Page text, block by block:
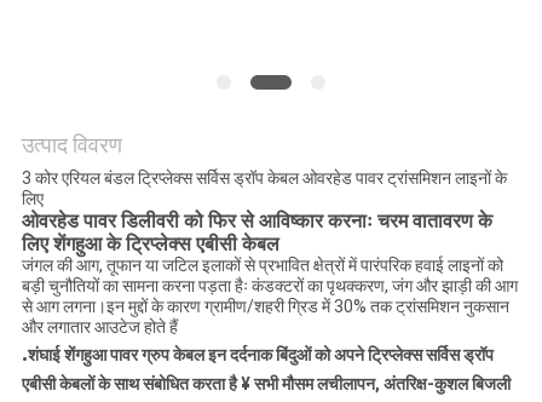
NEWS
SITEMAP
गोपनीयता
नीति
उत्पाद विवरण
3 कोर एरियल बंडल ट्रिप्लेक्स सर्विस ड्रॉप केबल ओवरहेड पावर ट्रांसमिशन लाइनों के
लिए
ओवरहेड पावर डिलीवरी को फिर से आविष्कार करनाः चरम वातावरण के
लिए शेंगहुआ के ट्रिप्लेक्स एबीसी केबल
जंगल की आग, तूफान या जटिल इलाकों से प्रभावित क्षेत्रों में पारंपरिक हवाई लाइनों को
बड़ी चुनौतियों का सामना करना पड़ता हैः कंडक्टरों का पृथक्करण, जंग और झाड़ी की आग
से आग लगना।इन मुद्दों के कारण ग्रामीण/शहरी ग्रिड में 30% तक ट्रांसमिशन नुकसान
और लगातार आउटेज होते हैं
.शंघाई शेंगहुआ पावर ग्रुप केबल इन दर्दनाक बिंदुओं को अपने ट्रिप्लेक्स सर्विस ड्रॉप
एबीसी केबलों के साथ संबोधित करता है ¥ सभी मौसम लचीलापन, अंतरिक्ष-कुशल बिजली